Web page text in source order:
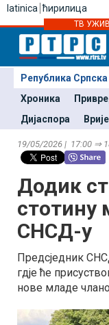
latinica ћирилица
ТВ
Република Српска
Хроника
Дијаспора
19/05/2026 | 17:00 ⇒
Додик
стотину
СНСД-у
Предсједник
гдје ће
нове младе